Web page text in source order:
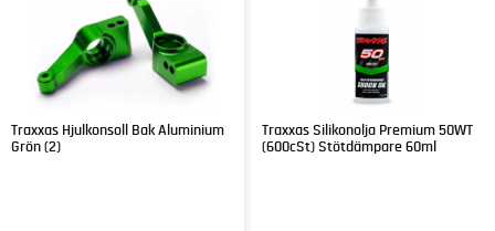
Traxxas Hjulkonsoll Bak Aluminium
Grön (2)
Traxxas Silikonolja Premium 50WT
(600cSt) Stötdämpare 60ml